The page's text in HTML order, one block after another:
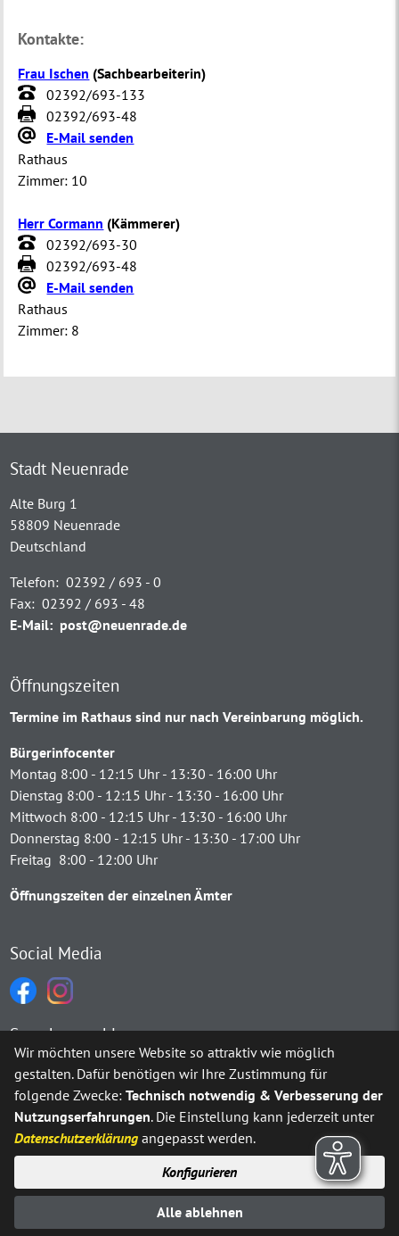
Kontakte:
Frau Ischen (Sachbearbeiterin)
02392/693-133
02392/693-48
E-Mail senden
Rathaus
Zimmer: 10
Herr Cormann (Kämmerer)
02392/693-30
02392/693-48
E-Mail senden
Rathaus
Zimmer: 8
Stadt Neuenrade
Alte Burg 1
58809 Neuenrade
Deutschland
Telefon: 02392 / 693 - 0
Fax: 02392 / 693 - 48
E-Mail: post@neuenrade.de
Öffnungszeiten
Termine im Rathaus sind nur nach Vereinbarung möglich.
Bürgerinfocenter
Montag 8:00 - 12:15 Uhr - 13:30 - 16:00 Uhr
Dienstag 8:00 - 12:15 Uhr - 13:30 - 16:00 Uhr
Mittwoch 8:00 - 12:15 Uhr - 13:30 - 16:00 Uhr
Donnerstag 8:00 - 12:15 Uhr - 13:30 - 17:00 Uhr
Freitag 8:00 - 12:00 Uhr
Öffnungszeiten der einzelnen Ämter
Social Media
Sprachauswahl
Möchten Sie vonGoogle Translate bereitgestellte externe
Ja Immer
Impressum Datenschutz
Erklärung zur Barrierefreiheit Kontakt
Wir möchten unsere Website so attraktiv wie möglich
gestalten. Dafür benötigen wir Ihre Zustimmung für
folgende Zwecke:Technisch notwendig & Verbesserung der
Nutzungserfahrungen. Die Einstellung kann jederzeit unter
Datenschutzerklärung angepasst werden.
Konfigurieren
Alle ablehnen